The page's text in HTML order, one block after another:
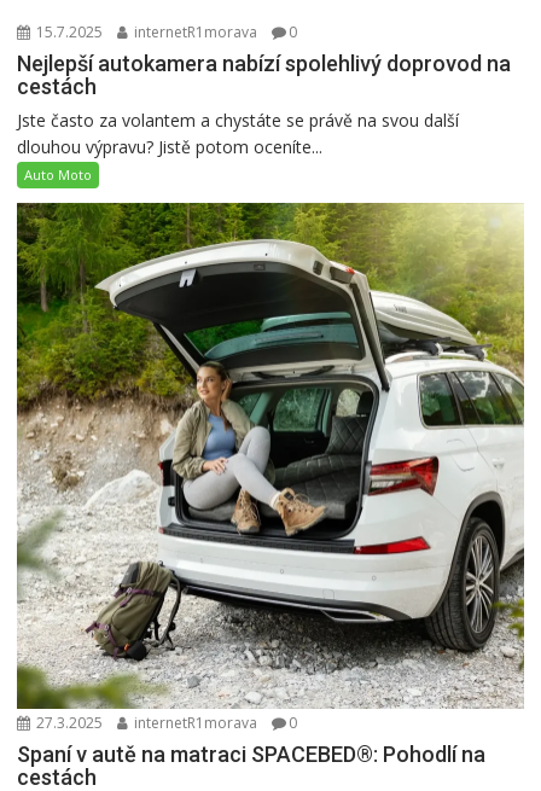
15.7.2025 internetR1morava 0
Nejlepší autokamera nabízí spolehlivý doprovod na
cestách
Jste často za volantem a chystáte se právě na svou další
dlouhou výpravu? Jistě potom oceníte...
Auto Moto
27.3.2025 internetR1morava 0
Spaní v autě na matraci SPACEBED®: Pohodlí na
cestách